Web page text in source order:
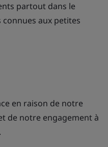
partout dans le
aux petites
en raison de notre
de notre engagement à